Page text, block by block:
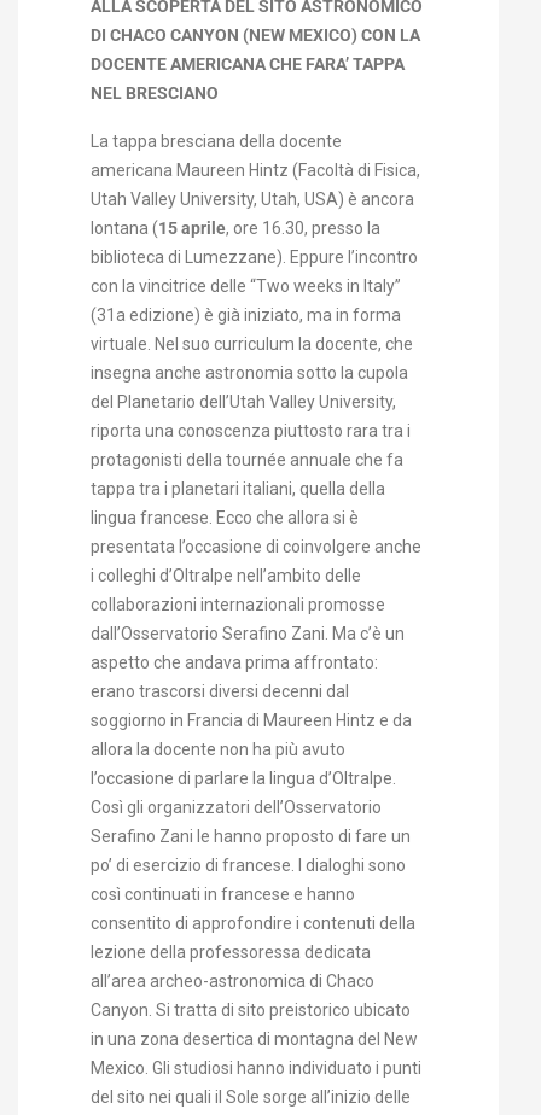
ALLA SCOPERTA DEL SITO ASTRONOMICO
DI CHACO CANYON (NEW MEXICO) CON LA
DOCENTE AMERICANA CHE FARA’ TAPPA
NEL BRESCIANO
La tappa bresciana della docente
americana Maureen Hintz (Facoltà di Fisica,
Utah Valley University, Utah, USA) è ancora
lontana (15 aprile, ore 16.30, presso la
biblioteca di Lumezzane). Eppure l’incontro
con la vincitrice delle “Two weeks in Italy”
(31 a edizione) è già iniziato, ma in forma
virtuale. Nel suo curriculum la docente, che
insegna anche astronomia sotto la cupola
del Planetario dell’Utah Valley University,
riporta una conoscenza piuttosto rara tra i
protagonisti della tournée annuale che fa
tappa tra i planetari italiani, quella della
lingua francese. Ecco che allora si è
presentata l’occasione di coinvolgere anche
i colleghi d’Oltralpe nell’ambito delle
collaborazioni internazionali promosse
dall’Osservatorio Serafino Zani. Ma c’è un
aspetto che andava prima affrontato:
erano trascorsi diversi decenni dal
soggiorno in Francia di Maureen Hintz e da
allora la docente non ha più avuto
l’occasione di parlare la lingua d’Oltralpe.
Così gli organizzatori dell’Osservatorio
Serafino Zani le hanno proposto di fare un
po’ di esercizio di francese. I dialoghi sono
così continuati in francese e hanno
consentito di approfondire i contenuti della
lezione della professoressa dedicata
all’area archeo-astronomica di Chaco
Canyon. Si tratta di sito preistorico ubicato
in una zona desertica di montagna del New
Mexico. Gli studiosi hanno individuato i punti
del sito nei quali il Sole sorge all’inizio delle